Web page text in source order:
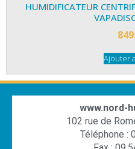
HUMIDIFICATEUR
Ajouter
www.nord-
102 rue de
Téléphone :